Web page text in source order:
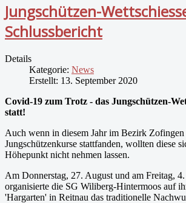
Jungschützen-
Schlussbericht
Details
Kategorie: News
Erstellt: 13. September 2020
Covid-19 zum Trotz - das Jungschützen-
statt!
Auch wenn in diesem Jahr im Bezirk
Jungschützenkurse stattfanden, wollten diese
Höhepunkt nicht nehmen lassen.
Am Donnerstag, 27. August und am Freitag, 4.
organisierte die SG Wiliberg-Hintermoos auf
'Hargarten' in Reitnau das traditionelle